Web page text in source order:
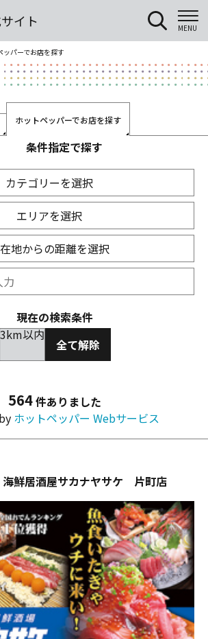
イト MENU
ッパーでお店を探す
ホットペッパーでお店を探す
条件指定で探す
カテゴリーを選択
エリアを選択
地からの距離を選択
現在の検索条件
3km以内
全て解除
564件ありました
ホットペッパー Webサービス
鮮居酒屋サカナヤサケ 片町店